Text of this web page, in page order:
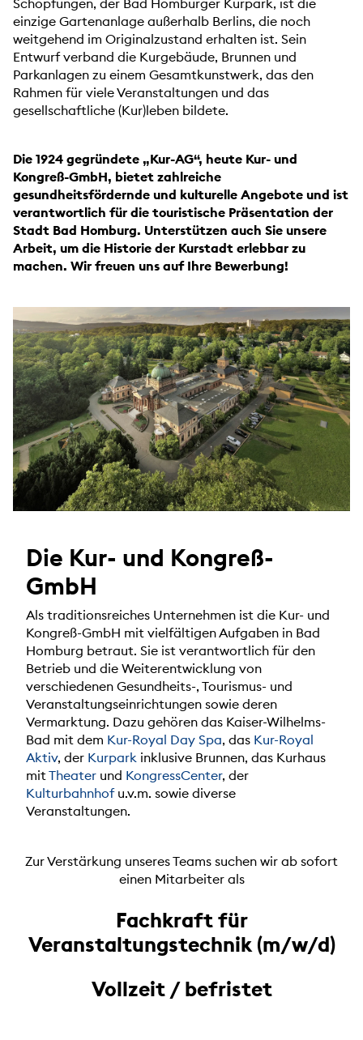
Schöpfungen, der Bad Homburger Kurpark, ist die
einzige Gartenanlage außerhalb Berlins, die noch
weitgehend im Originalzustand erhalten ist. Sein
Entwurf verband die Kurgebäude, Brunnen und
Parkanlagen zu einem Gesamtkunstwerk, das den
Rahmen für viele Veranstaltungen und das
gesellschaftliche (Kur)leben bildete.
Die 1924 gegründete „Kur-AG“, heute Kur- und
Kongreß-GmbH, bietet zahlreiche
gesundheitsfördernde und kulturelle Angebote und ist
verantwortlich für die touristische Präsentation der
Stadt Bad Homburg. Unterstützen auch Sie unsere
Arbeit, um die Historie der Kurstadt erlebbar zu
machen. Wir freuen uns auf Ihre Bewerbung!
Die Kur- und Kongreß-
GmbH
Als traditionsreiches Unternehmen ist die Kur- und
Kongreß-GmbH mit vielfältigen Aufgaben in Bad
Homburg betraut. Sie ist verantwortlich für den
Betrieb und die Weiterentwicklung von
verschiedenen Gesundheits-, Tourismus- und
Veranstaltungseinrichtungen sowie deren
Vermarktung. Dazu gehören das Kaiser-Wilhelms-
Bad mit dem Kur-Royal Day Spa, das Kur-Royal
Aktiv, der Kurpark inklusive Brunnen, das Kurhaus
mitTheater und KongressCenter, der
Kulturbahnhofu.v.m. sowie diverse
Veranstaltungen.
Zur Verstärkung unseres Teams suchen wir ab sofort
einen Mitarbeiter als
Fachkraft für
Veranstaltungstechnik(m/w/d)
Vollzeit / befristet